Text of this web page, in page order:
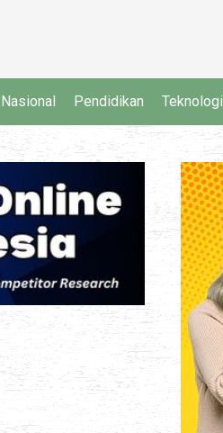
Nasional Pendidikan Teknologi